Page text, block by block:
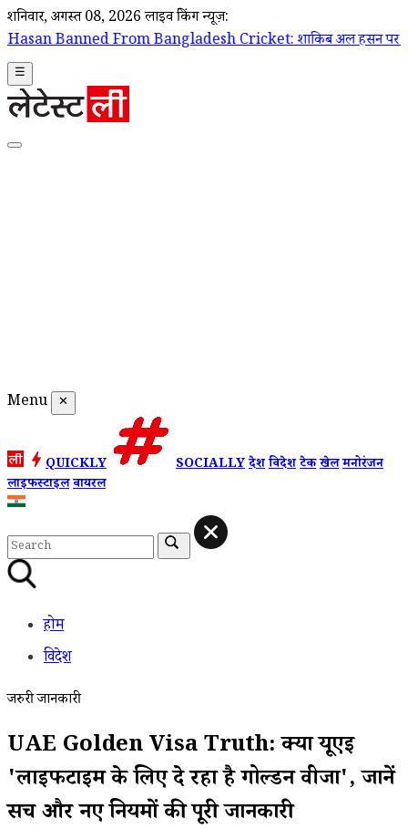
शनिवार, अगस्त 08, 2026 लाइव ब्रेकिंग न्यूज़:
From Bangladesh Cricket: शाकिब अल हसन पर बांग्लादेश क्रिकेट
☰
Menu ✕
QUICKLY SOCIALLYदेशविदेशटेकखेलमनोरंजन
लाइफस्टाइलवायरल
होम
विदेश
जरुरी जानकारी
UAE Golden Visa Truth: क्या यूएई
'लाइफटाइम के लिए दे रहा है गोल्डन वीजा', जानें
सच और नए नियमों की पूरी जानकारी